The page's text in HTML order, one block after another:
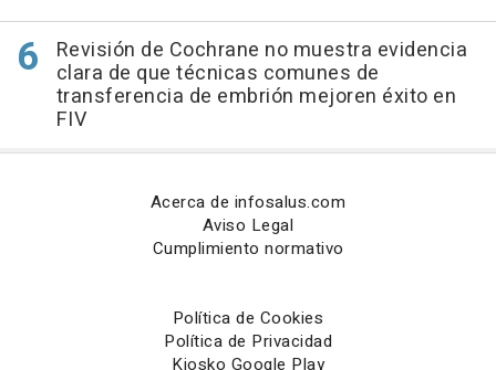
Revisión de Cochrane no muestra evidencia
clara de que técnicas comunes de
transferencia de embrión mejoren éxito en
FIV
Acerca de infosalus.com
Aviso Legal
Cumplimiento normativo
Política de Cookies
Política de Privacidad
Kiosko Google Play